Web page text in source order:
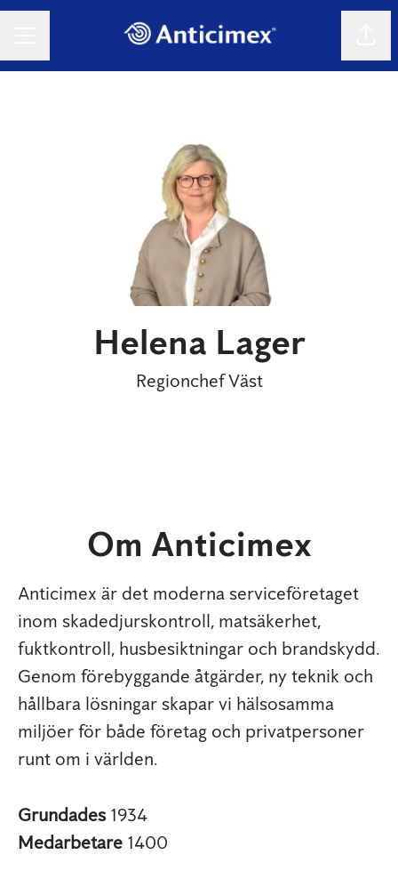
Helena Lager
Regionchef Väst
Om Anticimex
Anticimex är det moderna serviceföretaget
inom skadedjurskontroll, matsäkerhet,
fuktkontroll, husbesiktningar och brandskydd.
Genom förebyggande åtgärder, ny teknik och
hållbara lösningar skapar vi hälsosamma
miljöer för både företag och privatpersoner
runt om i världen.
Grundades 1934
Medarbetare 1400